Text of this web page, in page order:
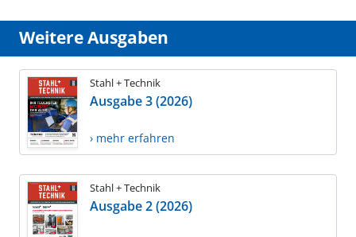
Weitere Ausgaben
Stahl + Technik
Ausgabe 3 (2026)
› mehr erfahren
Stahl + Technik
Ausgabe 2 (2026)